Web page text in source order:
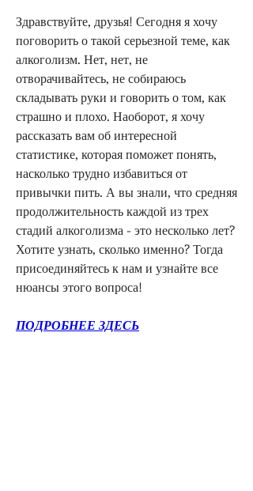
Здравствуйте, друзья! Сегодня я хочу
поговорить о такой серьезной теме, как
алкоголизм. Нет, нет, не
отворачивайтесь, не собираюсь
складывать руки и говорить о том, как
страшно и плохо. Наоборот, я хочу
рассказать вам об интересной
статистике, которая поможет понять,
насколько трудно избавиться от
привычки пить. А вы знали, что средняя
продолжительность каждой из трех
стадий алкоголизма - это несколько лет?
Хотите узнать, сколько именно? Тогда
присоединяйтесь к нам и узнайте все
нюансы этого вопроса!
ПОДРОБНЕЕ ЗДЕСЬ